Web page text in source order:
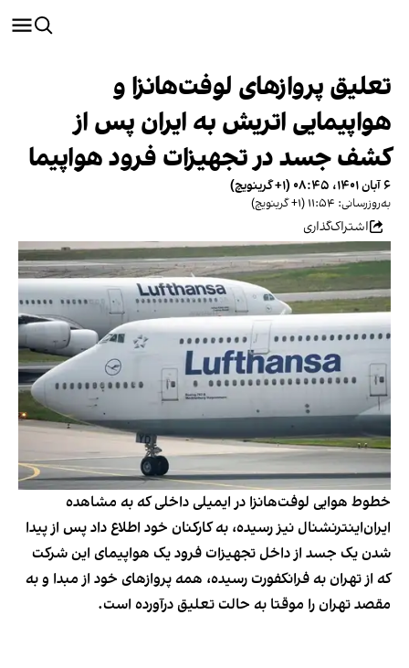
تعلیق پروازهای لوفت‌هانزا و
هواپیمایی اتریش به ایران پس از
کشف جسد در تجهیزات فرود هواپیما
۶ آبان ۱۴۰۱، ۰۸:۴۵ (‎+۱ گرینویچ)
به‌روزرسانی: ۱۱:۵۴ (‎+۱ گرینویچ)
اشتراک‌گذاری
خطوط هوایی لوفت‌هانزا در ایمیلی داخلی که به مشاهده
ایران‌اینترنشنال نیز رسیده، به کارکنان خود اطلاع داد پس از پیدا
شدن یک جسد از داخل تجهیزات فرود یک هواپیمای این شرکت
که از تهران به فرانکفورت رسیده، همه پروازهای خود از مبدا و به
مقصد تهران را موقتا به حالت تعلیق درآورده است.